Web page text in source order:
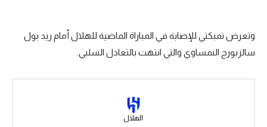
الدوري المصري
الكرة الأوروبية
الكرة الإفريقية
وتعرض تمبكتي للإصابة في المباراة الماضية للهلال أمام ريد بول
سالزبورج النمساوي والتي انتهت بالتعادل السلبي.
الهلال